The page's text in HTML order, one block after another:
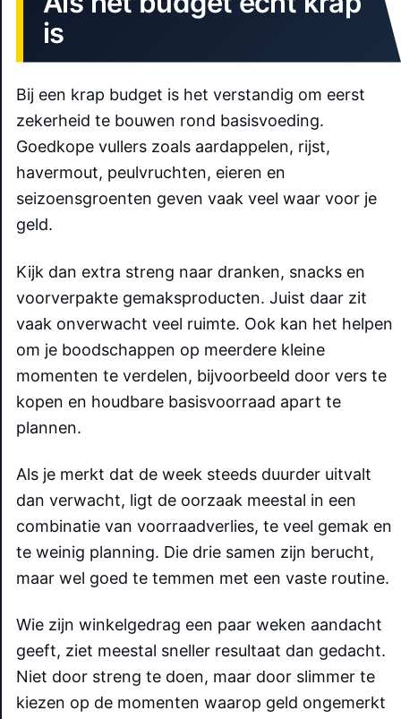
is
Bij een krap budget is het verstandig om eerst
zekerheid te bouwen rond basisvoeding.
Goedkope vullers zoals aardappelen, rijst,
havermout, peulvruchten, eieren en
seizoensgroenten geven vaak veel waar voor je
geld.
Kijk dan extra streng naar dranken, snacks en
voorverpakte gemaksproducten. Juist daar zit
vaak onverwacht veel ruimte. Ook kan het helpen
om je boodschappen op meerdere kleine
momenten te verdelen, bijvoorbeeld door vers te
kopen en houdbare basisvoorraad apart te
plannen.
Als je merkt dat de week steeds duurder uitvalt
dan verwacht, ligt de oorzaak meestal in een
combinatie van voorraadverlies, te veel gemak en
te weinig planning. Die drie samen zijn berucht,
maar wel goed te temmen met een vaste routine.
Wie zijn winkelgedrag een paar weken aandacht
geeft, ziet meestal sneller resultaat dan gedacht.
Niet door streng te doen, maar door slimmer te
kiezen op de momenten waarop geld ongemerkt